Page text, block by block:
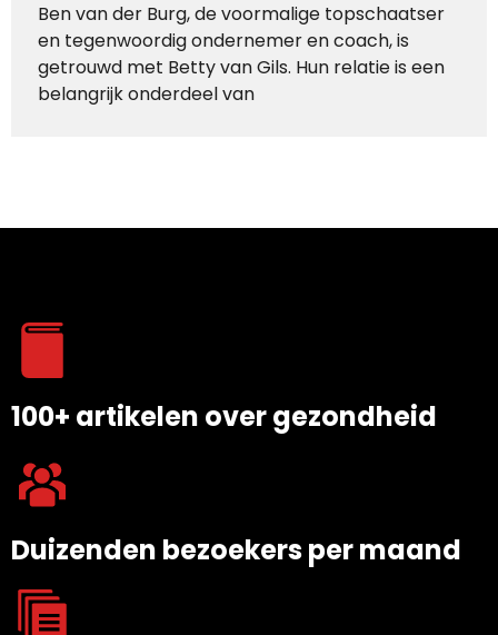
Ben van der Burg, de voormalige topschaatser
en tegenwoordig ondernemer en coach, is
getrouwd met Betty van Gils. Hun relatie is een
belangrijk onderdeel van
100+ artikelen over gezondheid
Duizenden bezoekers per maand